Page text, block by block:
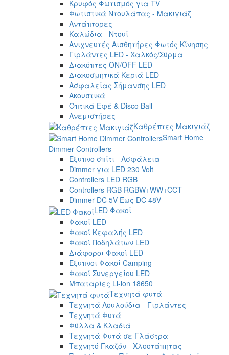
Κρυφός Φωτισμός για TV
Φωτιστικά Ντουλάπας - Μακιγιάζ
Αντάπτορες
Καλώδια - Ντουί
Ανιχνευτές Αισθητήρες Φωτός Κίνησης
Γιρλάντες LED - Χαλκός/Σύρμα
Διακόπτες ON/OFF LED
Διακοσμητικά Κεριά LED
Ασφαλείας Σήμανσης LED
Ακουστικά
Οπτικά Εφέ & Disco Ball
Ανεμιστήρες
Καθρέπτες Μακιγιάζ
Smart Home
Dimmer Controllers
Έξυπνο σπίτι - Ασφάλεια
Dimmer για LED 230 Volt
Controllers LED RGB
Controllers RGB RGBW+WW+CCT
Dimmer DC 5V Έως DC 48V
LED Φακοί
Φακοί LED
Φακοί Κεφαλής LED
Φακοί Ποδηλάτων LED
Διάφοροι Φακοί LED
Έξυπνοι Φακοί Camping
Φακοί Συνεργείου LED
Μπαταρίες Li-ion 18650
Τεχνητά φυτά
Τεχνητά Λουλούδια - Γιρλάντες
Τεχνητά Φυτά
Φύλλα & Κλαδιά
Τεχνητά Φυτά σε Γλάστρα
Τεχνητό Γκαζόν - Χλοοτάπητας